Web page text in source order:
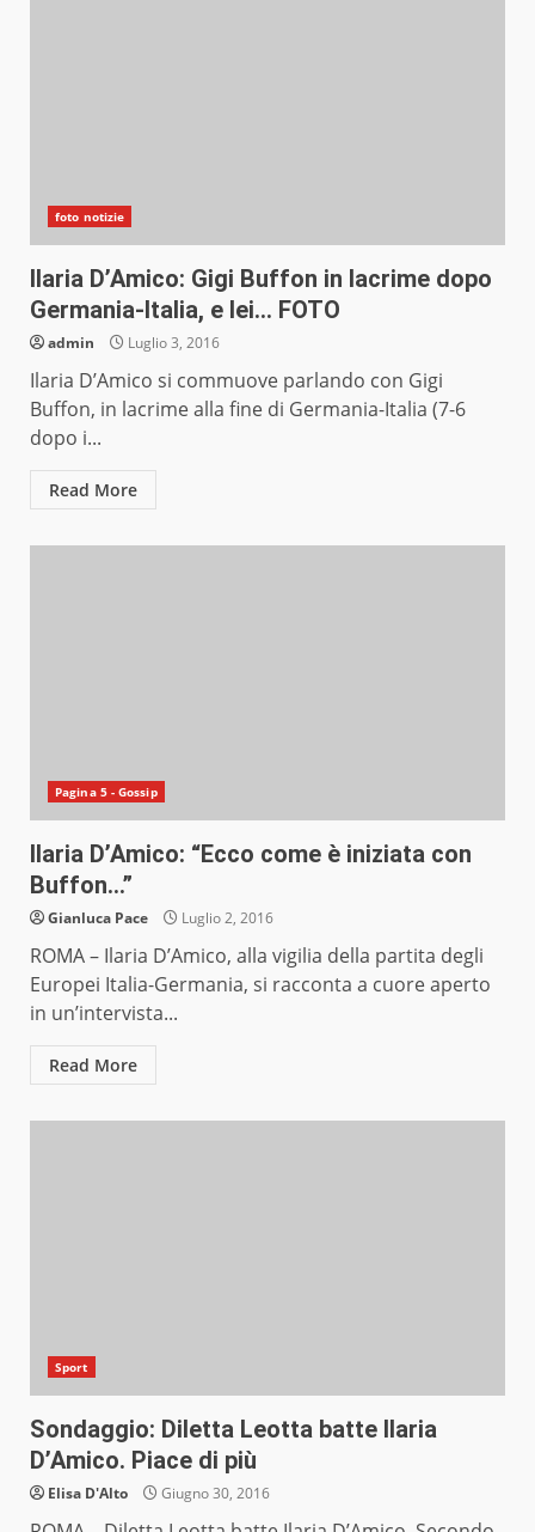
foto notizie
Ilaria D’Amico: Gigi Buffon in lacrime dopo
Germania-Italia, e lei… FOTO
admin Luglio 3, 2016
Ilaria D’Amico si commuove parlando con Gigi
Buffon, in lacrime alla fine di Germania-Italia (7-6
dopo i...
Read More
Pagina 5 - Gossip
Ilaria D’Amico: “Ecco come è iniziata con
Buffon…”
Gianluca Pace Luglio 2, 2016
ROMA – Ilaria D’Amico, alla vigilia della partita degli
Europei Italia-Germania, si racconta a cuore aperto
in un’intervista...
Read More
Sport
Sondaggio: Diletta Leotta batte Ilaria
D’Amico. Piace di più
Elisa D'Alto Giugno 30, 2016